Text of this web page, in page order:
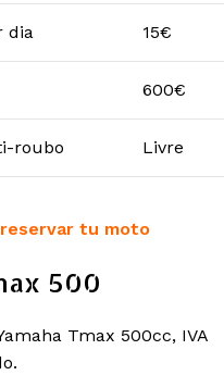
dia 15€
600€
roubo Livre
reservar tu moto
500
Tmax 500cc, IVA